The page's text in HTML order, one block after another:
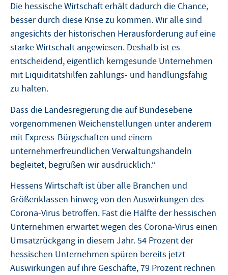
Die hessische Wirtschaft erhält dadurch die Chance,
besser durch diese Krise zu kommen. Wir alle sind
angesichts der historischen Herausforderung auf eine
starke Wirtschaft angewiesen. Deshalb ist es
entscheidend, eigentlich kerngesunde Unternehmen
mit Liquiditätshilfen zahlungs- und handlungsfähig
zu halten.
Dass die Landesregierung die auf Bundesebene
vorgenommenen Weichenstellungen unter anderem
mit Express-Bürgschaften und einem
unternehmerfreundlichen Verwaltungshandeln
begleitet, begrüßen wir ausdrücklich.“
Hessens Wirtschaft ist über alle Branchen und
Größenklassen hinweg von den Auswirkungen des
Corona-Virus betroffen. Fast die Hälfte der hessischen
Unternehmen erwartet wegen des Corona-Virus einen
Umsatzrückgang in diesem Jahr. 54 Prozent der
hessischen Unternehmen spüren bereits jetzt
Auswirkungen auf ihre Geschäfte, 79 Prozent rechnen